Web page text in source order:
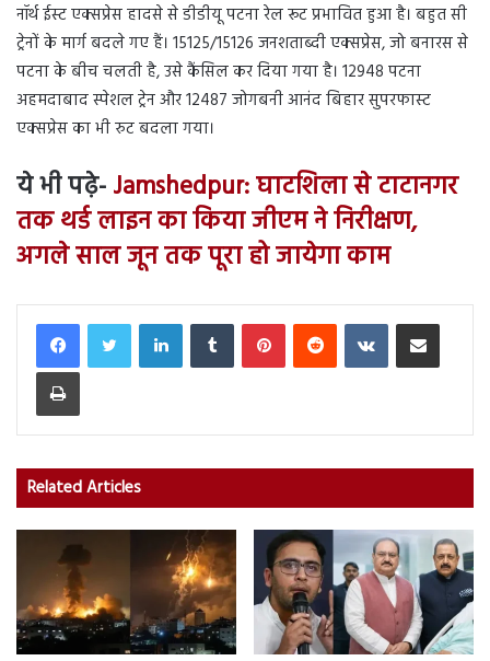
नॉर्थ ईस्ट एक्सप्रेस हादसे से डीडीयू पटना रेल रूट प्रभावित हुआ है। बहुत सी
ट्रेनों के मार्ग बदले गए हैं। 15125/15126 जनशताब्दी एक्सप्रेस, जो बनारस से
पटना के बीच चलती है, उसे कैंसिल कर दिया गया है। 12948 पटना
अहमदाबाद स्पेशल ट्रेन और 12487 जोगबनी आनंद बिहार सुपरफास्ट
एक्सप्रेस का भी रुट बदला गया।
ये भी पढ़े-Jamshedpur: घाटशिला से टाटानगर
तक थर्ड लाइन का किया जीएम ने निरीक्षण,
अगले साल जून तक पूरा हो जायेगा काम
LinkedInTumblr PinterestReddit VKontakteShare via Email
Print
Related Articles